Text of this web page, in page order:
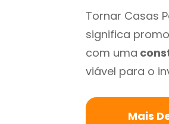
Tornar Casas
significa
com uma
viável para o
Mais